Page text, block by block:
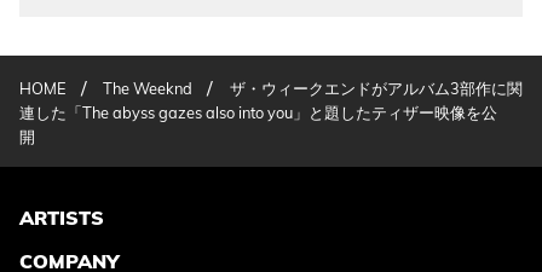
HOME / The Weeknd /
ザ・ウィークエンドがアルバム3部作に関
連した「The abyss gazes also into you」と題したティザー映像を公
開
ARTISTS
COMPANY